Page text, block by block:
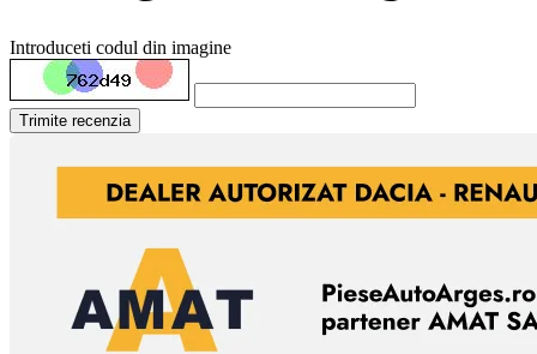
Introduceti codul din imagine
Trimite recenzia